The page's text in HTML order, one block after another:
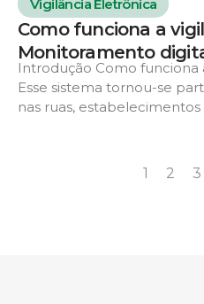
Vigilância Eletrônica
Como funciona a
Monitoramento
Introdução Como funciona
Esse sistema tornou-se
nas ruas, estabelecimentos
1 2 3